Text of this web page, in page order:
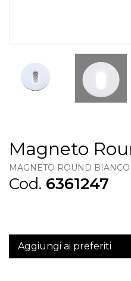
Magneto
MAGNETO ROUND BIANCO
Cod. 6361247
Aggiungi ai preferiti